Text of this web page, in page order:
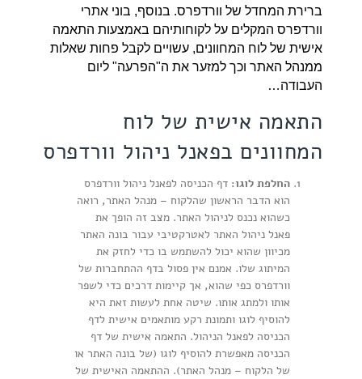
ברירת המחדל של וורדפרס. בנוסף, בוני אתרי
וורדפרס המקלים על לקוחותיהם באמצעות התאמה
אישית של לוח המחוונים, עשויים לקבל פחות שאלות
ממנהל האתר וכך למזער את ה"הפרעה" ליום
העבודה…
התאמה אישית של לוח
המחוונים בפאנל ניהול וורדפרס
החלפת לוגו: דף הכניסה לפאנל ניהול וורדפרס
הוא הדבר הראשון שהלקוח – מנהל האתר, רואה
כשהוא נכנס לניהול האתר. מצב זה הופך את
פאנל ניהול האתר לאטרקטיבי עבור בונה האתר
מכיוון שהוא יכול להשתמש בו כדי לחזק את
המיתוג שלו. אמנם אין פסול בדף ההתחברות של
וורדפרס כפי שהוא, אך קיימות דרכים כדי לשפר
אותו ולמתג אותו. שיטה אחת לעשות זאת היא
להוסיף לוגו ותמונת רקע מותאמים אישית לדף
הכניסה לפאנל הניהול. התאמה אישית של דף
הכניסה מאפשרת להוסיף לוגו (של בונה האתר או
של הלקוח – מנהל האתר). ההתאמה האישית של